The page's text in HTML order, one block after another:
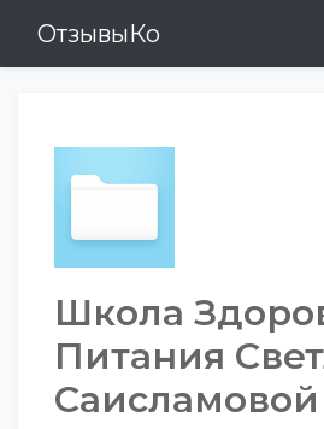
ОтзывыКо
Школа
Питания
Саисламовой